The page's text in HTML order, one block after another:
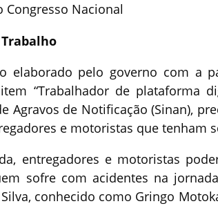
Congresso Nacional
elaborado pelo governo com a
“Trabalhador de plataforma
Agravos de Notificação (Sinan),
e motoristas que tenham
entregadores e motoristas
sofre com acidentes na
conhecido como Gringo